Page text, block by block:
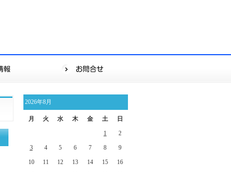
2026年8月
月 火 水 木 金 土 日
1 2
3 4 5 6 7 8 9
10 11 12 13 14 15 16